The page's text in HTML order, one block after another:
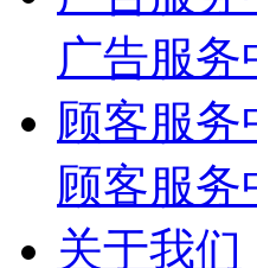
广告服务
顾客服务
顾客服务
关于我们